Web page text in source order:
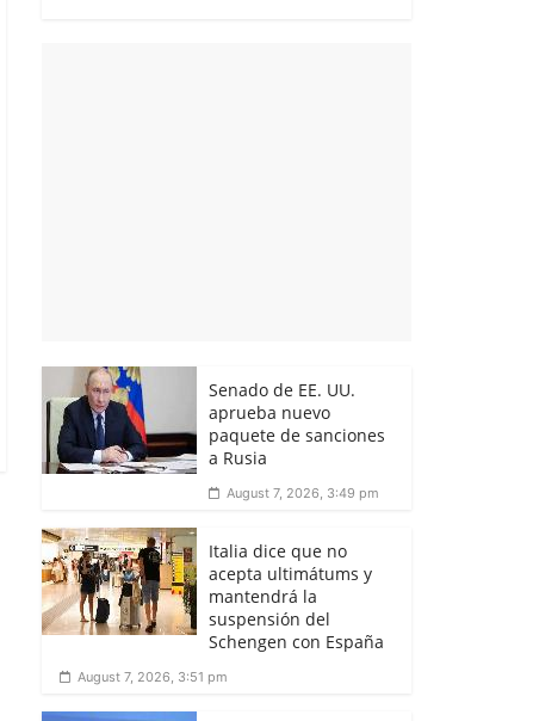
Senado de EE. UU.
aprueba nuevo
paquete de sanciones
a Rusia
August 7, 2026, 3:49 pm
Italia dice que no
acepta ultimátums y
mantendrá la
suspensión del
Schengen con España
August 7, 2026, 3:51 pm